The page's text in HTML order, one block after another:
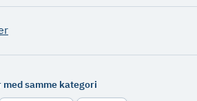
samme kategori